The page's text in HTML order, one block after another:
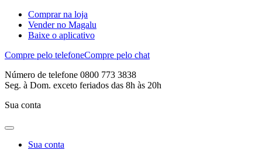
Comprar na loja
Vender no Magalu
Baixe o aplicativo
Compre pelo telefoneCompre pelo chat
Número de telefone 0800 773 3838
Seg. à Dom. exceto feriados das 8h às 20h
Sua conta
Sua conta